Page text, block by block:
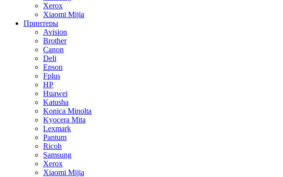
Xerox
Xiaomi Mijia
Принтеры
Avision
Brother
Canon
Deli
Epson
Fplus
HP
Huawei
Katusha
Konica Minolta
Kyocera Mita
Lexmark
Pantum
Ricoh
Samsung
Xerox
Xiaomi Mijia